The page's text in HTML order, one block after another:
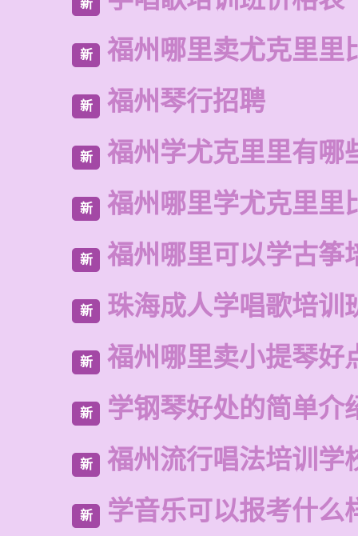
新
新 福州哪里卖尤克里里
新 福州琴行招聘
新 福州学尤克里里有哪
新 福州哪里学尤克里里
新 福州哪里可以学古筝
新 珠海成人学唱歌培训
新 福州哪里卖小提琴好
新 学钢琴好处的简单介
新 福州流行唱法培训学
新 学音乐可以报考什么